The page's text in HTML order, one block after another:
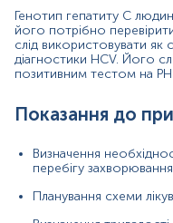
Маркер
Показання до
Загальна
Маркер
Маркер визначення
Показання до
Генотип гепатиту С
його потрібно
слід використовувати як
діагностики HCV. Його
позитивним тестом на
Показання до
Визначення
перебігу
Планування схеми